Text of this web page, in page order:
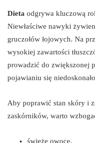
Dieta odgrywa kluczową
Niewłaściwe nawyki
gruczołów łojowych. Na
wysokiej zawartości
prowadzić do zwiększonej
pojawianiu się
Aby poprawić stan skóry i
zaskórników, warto
świeże owoce,